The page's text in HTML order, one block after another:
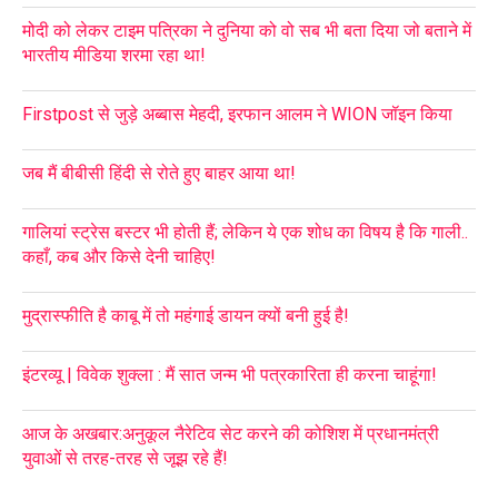
मोदी को लेकर टाइम पत्रिका ने दुनिया को वो सब भी बता दिया जो बताने में
भारतीय मीडिया शरमा रहा था!
Firstpost से जुड़े अब्बास मेहदी, इरफान आलम ने WION जॉइन किया
जब मैं बीबीसी हिंदी से रोते हुए बाहर आया था!
गालियां स्ट्रेस बस्टर भी होती हैं; लेकिन ये एक शोध का विषय है कि गाली..
कहाँ, कब और किसे देनी चाहिए!
मुद्रास्फीति है काबू में तो महंगाई डायन क्यों बनी हुई है!
इंटरव्यू | विवेक शुक्ला : मैं सात जन्म भी पत्रकारिता ही करना चाहूंगा!
आज के अखबार:अनुकूल नैरेटिव सेट करने की कोशिश में प्रधानमंत्री
युवाओं से तरह-तरह से जूझ रहे हैं!